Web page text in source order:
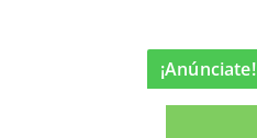
¡Anúnciate!